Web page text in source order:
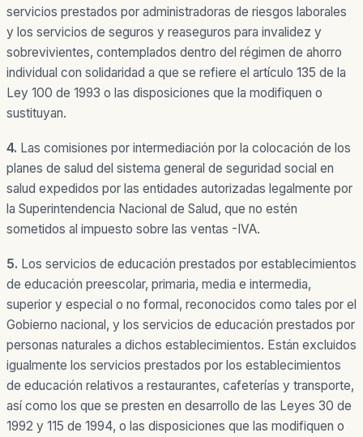
servicios prestados por administradoras de riesgos laborales
y los servicios de seguros y reaseguros para invalidez y
sobrevivientes, contemplados dentro del régimen de ahorro
individual con solidaridad a que se refiere el artículo 135 de la
Ley 100 de 1993 o las disposiciones que la modifiquen o
sustituyan.
4. Las comisiones por intermediación por la colocación de los
planes de salud del sistema general de seguridad social en
salud expedidos por las entidades autorizadas legalmente por
la Superintendencia Nacional de Salud, que no estén
sometidos al impuesto sobre las ventas -IVA.
5. Los servicios de educación prestados por establecimientos
de educación preescolar, primaria, media e intermedia,
superior y especial o no formal, reconocidos como tales por el
Gobierno nacional, y los servicios de educación prestados por
personas naturales a dichos establecimientos. Están excluidos
igualmente los servicios prestados por los establecimientos
de educación relativos a restaurantes, cafeterías y transporte,
así como los que se presten en desarrollo de las Leyes 30 de
1992 y 115 de 1994, o las disposiciones que las modifiquen o